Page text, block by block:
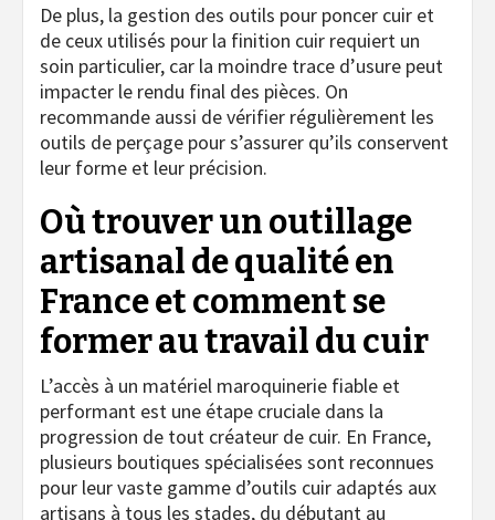
De plus, la gestion des outils pour poncer cuir et
de ceux utilisés pour la finition cuir requiert un
soin particulier, car la moindre trace d’usure peut
impacter le rendu final des pièces. On
recommande aussi de vérifier régulièrement les
outils de perçage pour s’assurer qu’ils conservent
leur forme et leur précision.
Où trouver un outillage
artisanal de qualité en
France et comment se
former au travail du cuir
L’accès à un matériel maroquinerie fiable et
performant est une étape cruciale dans la
progression de tout créateur de cuir. En France,
plusieurs boutiques spécialisées sont reconnues
pour leur vaste gamme d’outils cuir adaptés aux
artisans à tous les stades, du débutant au